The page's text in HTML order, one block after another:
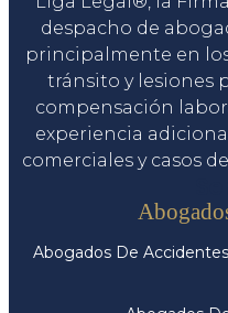
despacho de
principalmente en
tránsito y lesiones
compensación
experiencia
comerciales y casos
Abogados De Accidentes